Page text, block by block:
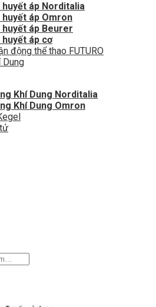
huyết áp Norditalia
huyết áp Omron
huyết áp Beurer
huyết áp cơ
động thể thao FUTURO
Dung
Khí Dung Norditalia
Khí Dung Omron